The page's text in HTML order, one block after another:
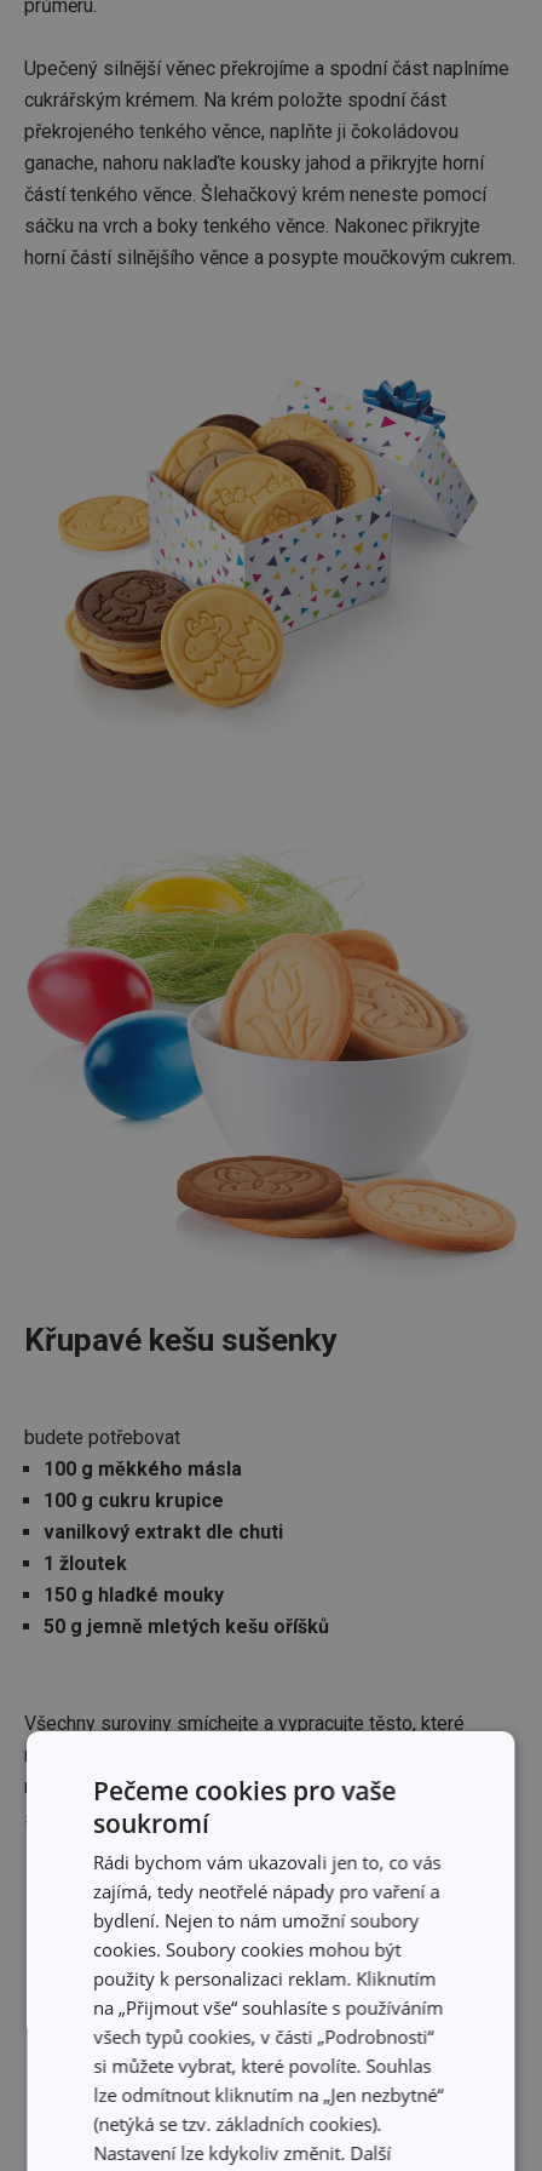
průměru.
Upečený silnější věnec překrojíme a spodní část naplníme
cukrářským krémem. Na krém položte spodní část
překrojeného tenkého věnce, naplňte ji čokoládovou
ganache, nahoru naklaďte kousky jahod a přikryjte horní
částí tenkého věnce. Šlehačkový krém neneste pomocí
sáčku na vrch a boky tenkého věnce. Nakonec přikryjte
horní částí silnějšího věnce a posypte moučkovým cukrem.
Křupavé kešu sušenky
budete potřebovat
100 g měkkého másla
100 g cukru krupice
vanilkový extrakt dle chuti
1 žloutek
150 g hladké mouky
50 g jemně mletých kešu oříšků
Všechny suroviny smíchejte a vypracujte těsto, které
nechte chvíli odpočinout. Poté jej vyválejte a vykrajujte i
razítkujte libovolné tvary. Pečte přibližně 10 minut na 180
stupňů Celsia.
Pečeme cookies pro vaše
soukromí
Rádi bychom vám ukazovali jen to, co vás
zajímá, tedy neotřelé nápady pro vaření a
bydlení. Nejen to nám umožní soubory
cookies. Soubory cookies mohou být
použity k personalizaci reklam. Kliknutím
na „Přijmout vše“ souhlasíte s používáním
všech typů cookies, v části „Podrobnosti“
si můžete vybrat, které povolíte. Souhlas
lze odmítnout kliknutím na „Jen nezbytné“
(netýká se tzv. základních cookies).
Nastavení lze kdykoliv změnit. Další